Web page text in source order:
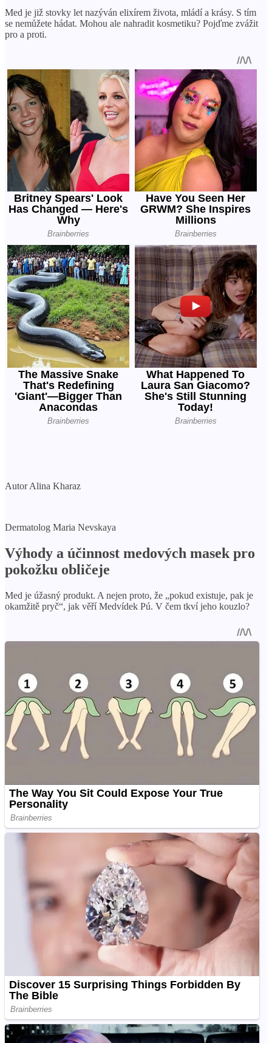
Med je již stovky let nazýván elixírem života, mládí a krásy. S tím
se nemůžete hádat. Mohou ale nahradit kosmetiku? Pojďme zvážit
pro a proti.
Autor Alina Kharaz
Dermatolog Maria Nevskaya
Výhody a účinnost medových masek pro
pokožku obličeje
Med je úžasný produkt. A nejen proto, že „pokud existuje, pak je
okamžitě pryč“, jak věří Medvídek Pú. V čem tkví jeho kouzlo?